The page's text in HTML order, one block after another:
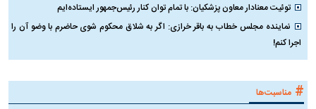
توئیت معنادار معاون پزشکیان: با تمام توان کنار رئیس‌جمهور ایستاده‌ایم
نماینده مجلس خطاب به باقر خرازی: اگر به شلاق محکوم شوی حاضرم با وضو آن را
اجرا کنم!
# مناسبت‌ها